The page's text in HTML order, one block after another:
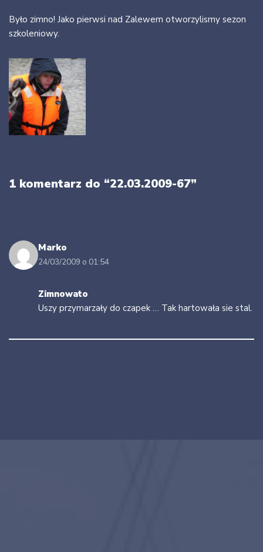
Było zimno! Jako pierwsi nad Zalewem otworzylismy sezon
szkoleniowy.
1 komentarz do “22.03.2009-67”
Marko
24/03/2009 o 01:54
Zimnowato
Uszy przymarzały do czapek … Tak hartowała sie stal.